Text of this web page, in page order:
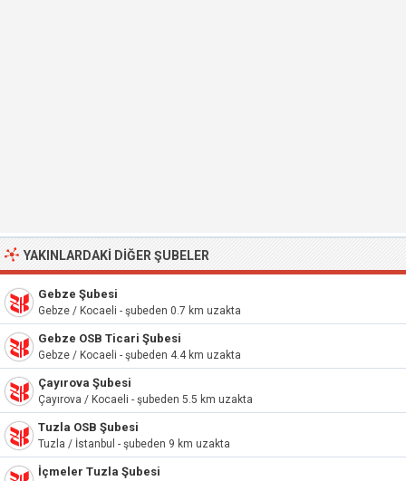
YAKINLARDAKI DIĞER ŞUBELER
Gebze Şubesi
Gebze / Kocaeli - şubeden 0.7 km uzakta
Gebze OSB Ticari Şubesi
Gebze / Kocaeli - şubeden 4.4 km uzakta
Çayırova Şubesi
Çayırova / Kocaeli - şubeden 5.5 km uzakta
Tuzla OSB Şubesi
Tuzla / İstanbul - şubeden 9 km uzakta
İçmeler Tuzla Şubesi